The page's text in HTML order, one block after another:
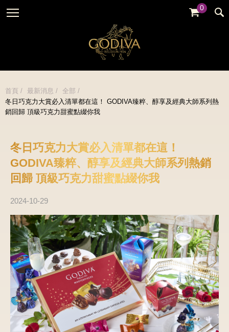
0
全部
全部
金裝禮盒
巧克力珠寶禮盒
童趣系列
新品 / 季節性商品
歡聚系列
百年限定系列
冰享系列
玩具總動員
全部
白巧克力
冰淇淋
Cafe
蛋糕
婚禮系列
GODIVA故事
GODIVA大師團隊
首頁 最新消息
全部
冬日巧克力大賞必入清單都在這！ GODIVA臻粹、醇享及經典大師系列熱
銷回歸 頂級巧克力甜蜜點綴你我
冬日巧克力大賞必入清單都在這！
GODIVA臻粹、醇享及經典大師系列熱銷
回歸 頂級巧克力甜蜜點綴你我
2024-10-29